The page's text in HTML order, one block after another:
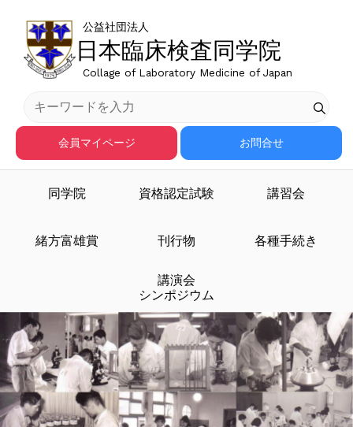
日本臨床検査同学院
公益社団法人
Collage of Laboratory Medicine of Japan
会員マイページ お問合せ
同学院 資格認定試験 講習会
緒方富雄賞 刊行物 各種手続き
講演会
シンポジウム
臨床検査医学を担う人材
を育成する